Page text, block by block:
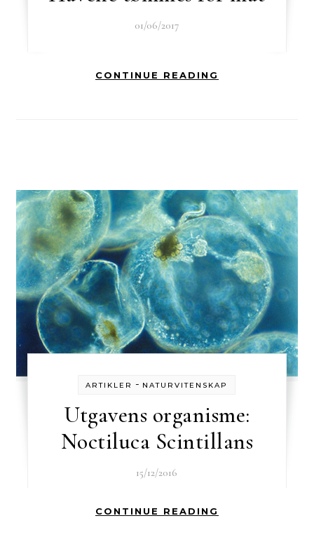
01/06/2017
CONTINUE READING
ARTIKLER - NATURVITENSKAP
Utgavens organisme:
Noctiluca Scintillans
15/12/2016
CONTINUE READING